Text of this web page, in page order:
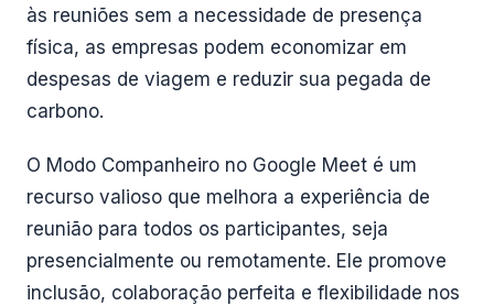
às reuniões sem a necessidade de presença
física, as empresas podem economizar em
despesas de viagem e reduzir sua pegada de
carbono.
O Modo Companheiro no Google Meet é um
recurso valioso que melhora a experiência de
reunião para todos os participantes, seja
presencialmente ou remotamente. Ele promove
inclusão, colaboração perfeita e flexibilidade nos